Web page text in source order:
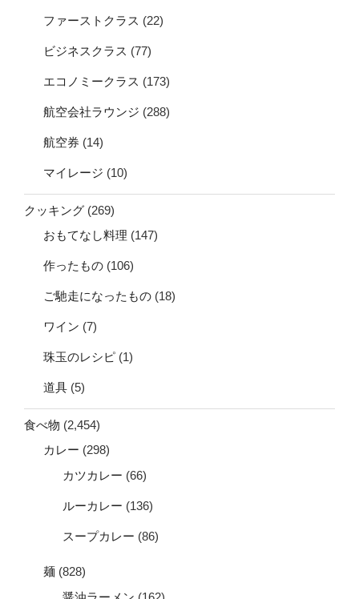
ファーストクラス (22)
ビジネスクラス (77)
エコノミークラス (173)
航空会社ラウンジ (288)
航空券 (14)
マイレージ (10)
クッキング (269)
おもてなし料理 (147)
作ったもの (106)
ご馳走になったもの (18)
ワイン (7)
珠玉のレシピ (1)
道具 (5)
食べ物 (2,454)
カレー (298)
カツカレー (66)
ルーカレー (136)
スープカレー (86)
麺 (828)